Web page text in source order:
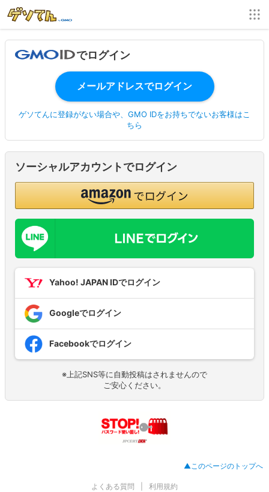
でログイン
ゲソてんに登録がない場合や、GMO IDをお持ちでないお客様はこ
ちら
ソーシャルアカウントでログイン
Yahoo! JAPAN IDでログイン
Googleでログイン
Facebookでログイン
※上記SNS等に自動投稿はされませんので
ご安心ください。
▲このページのトップへ
よくある質問 利用規約